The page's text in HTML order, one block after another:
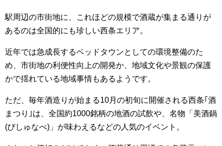
駅周辺の市街地に、これほどの規模で酒蔵が集まる通りが
あるのは全国的にも珍しい西条エリア。
近年では急成長するベッドタウンとしての環境整備のた
め、市街地の利便性向上の開発か、地域文化や景観の保護
かで揺れている地域事情もあるようです。
ただ、毎年酒造りが始まる10月の初旬に開催される西条｢酒
まつり｣は、全国約1000銘柄の地酒の試飲や、名物「美酒鍋
(びしゅなべ)」が味わえるなどの人気のイベント。